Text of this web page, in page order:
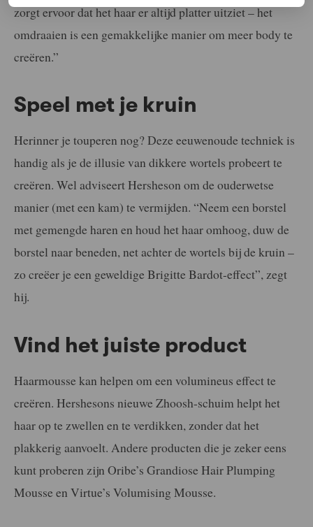
zorgt ervoor dat het haar er altijd platter uitziet – het
omdraaien is een gemakkelijke manier om meer body te
creëren.”
Speel met je kruin
Herinner je touperen nog? Deze eeuwenoude techniek is
handig als je de illusie van dikkere wortels probeert te
creëren. Wel adviseert Hersheson om de ouderwetse
manier (met een kam) te vermijden. “Neem een ​​borstel
met gemengde haren en houd het haar omhoog, duw de
borstel naar beneden, net achter de wortels bij de kruin –
zo creëer je een geweldige Brigitte Bardot-effect”, zegt
hij.
Vind het juiste product
Haarmousse kan helpen om een volumineus effect te
creëren. Hershesons nieuwe Zhoosh-schuim helpt het
haar op te zwellen en te verdikken, zonder dat het
plakkerig aanvoelt. Andere producten die je zeker eens
kunt proberen zijn Oribe’s Grandiose Hair Plumping
Mousse en Virtue’s Volumising Mousse.